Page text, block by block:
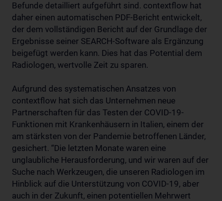
Befunde detailliert aufgeführt sind. contextflow hat
daher einen automatischen PDF-Bericht entwickelt,
der dem vollständigen Bericht auf der Grundlage der
Ergebnisse seiner SEARCH-Software als Ergänzung
beigefügt werden kann. Dies hat das Potential dem
Radiologen, wertvolle Zeit zu sparen.
Aufgrund des systematischen Ansatzes von
contextflow hat sich das Unternehmen neue
Partnerschaften für das Testen der COVID-19-
Funktionen mit Krankenhäusern in Italien, einem der
am stärksten von der Pandemie betroffenen Länder,
gesichert. “Die letzten Monate waren eine
unglaubliche Herausforderung, und wir waren auf der
Suche nach Werkzeugen, die unseren Radiologen im
Hinblick auf die Unterstützung von COVID-19, aber
auch in der Zukunft, einen potentiellen Mehrwert